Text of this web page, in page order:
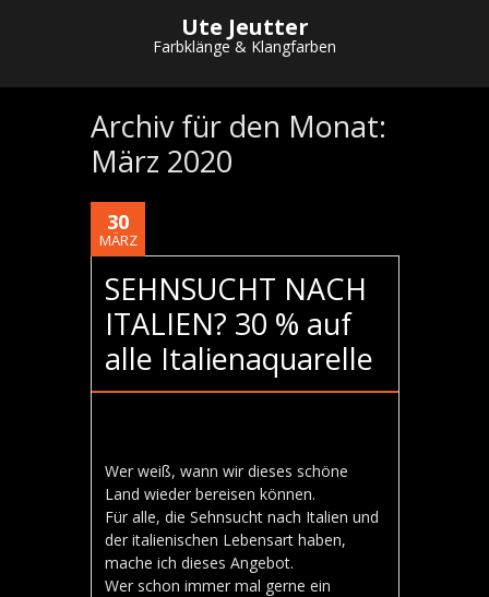
Ute Jeutter
Farbklänge & Klangfarben
Archiv für den Monat:
März 2020
30
MÄRZ
SEHNSUCHT NACH
ITALIEN? 30 % auf
alle Italienaquarelle
Wer weiß, wann wir dieses schöne
Land wieder bereisen können.
Für alle, die Sehnsucht nach Italien und
der italienischen Lebensart haben,
mache ich dieses Angebot.
Wer schon immer mal gerne ein